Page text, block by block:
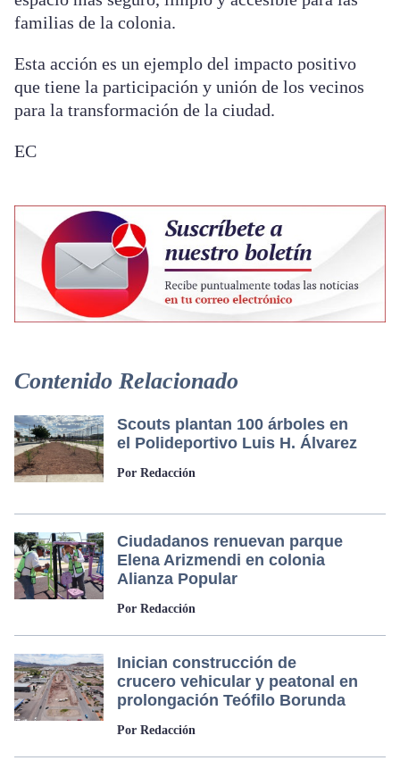
familias de la colonia.
Esta acción es un ejemplo del impacto positivo
que tiene la participación y unión de los vecinos
para la transformación de la ciudad.
EC
Contenido Relacionado
Scouts plantan 100 árboles en
el Polideportivo Luis H. Álvarez
Por Redacción
Ciudadanos renuevan parque
Elena Arizmendi en colonia
Alianza Popular
Por Redacción
Inician construcción de
crucero vehicular y peatonal en
prolongación Teófilo Borunda
Por Redacción